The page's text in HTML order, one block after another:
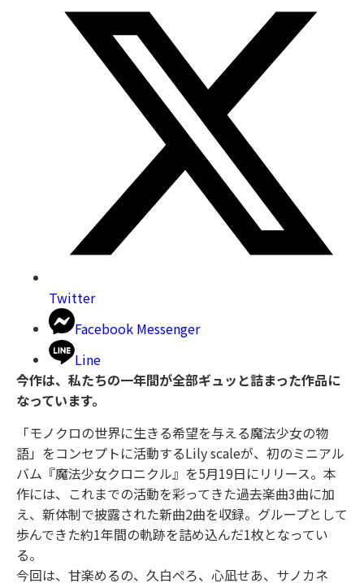
Twitter
Facebook Messenger
Line
今作は、私たちの一年間が全部ギュッと詰まった作品に
なっています。
「モノクロの世界に生きる希望を与える魔法少女の物
語」をコンセプトに活動するLily scaleが、初のミニアル
バム『魔法少女クロニクル』を5月19日にリリース。本
作には、これまでの活動を彩ってきた過去楽曲3曲に加
え、新体制で披露された新曲2曲を収録。グループとして
歩んできた約1年間の軌跡を詰め込んだ1枚となってい
る。
今回は、甘楽めるの、久白ぺろ、心凪せあ、サノカネ